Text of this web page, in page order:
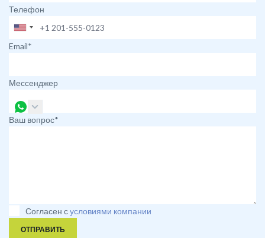
Телефон
Email*
Мессенджер
Ваш вопрос*
Согласен сусловиями компании
ОТПРАВИТЬ